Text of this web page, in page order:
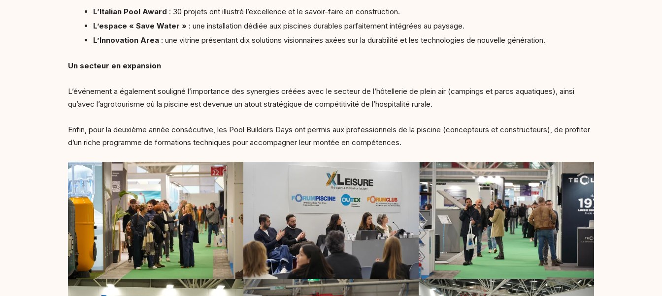
L’Italian Pool Award : 30 projets ont illustré l’excellence et le savoir-faire en construction.
L’espace « Save Water » : une installation dédiée aux piscines durables parfaitement intégrées au paysage.
L’Innovation Area : une vitrine présentant dix solutions visionnaires axées sur la durabilité et les technologies de nouvelle génération.
Un secteur en expansion
L’événement a également souligné l’importance des synergies créées avec le secteur de l’hôtellerie de plein air (campings et parcs aquatiques), ainsi
qu’avec l’agrotourisme où la piscine est devenue un atout stratégique de compétitivité de l’hospitalité rurale.
Enfin, pour la deuxième année consécutive, les Pool Builders Days ont permis aux professionnels de la piscine (concepteurs et constructeurs), de profiter
d’un riche programme de formations techniques pour accompagner leur montée en compétences.